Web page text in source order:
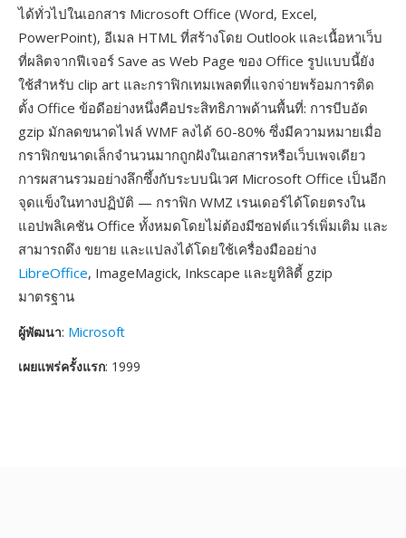
ได้ทั่วไปในเอกสาร Microsoft Office (Word, Excel,
PowerPoint), อีเมล HTML ที่สร้างโดย Outlook และเนื้อหาเว็บ
ที่ผลิตจากฟีเจอร์ Save as Web Page ของ Office รูปแบบนี้ยัง
ใช้สำหรับ clip art และกราฟิกเทมเพลตที่แจกจ่ายพร้อมการติด
ตั้ง Office ข้อดีอย่างหนึ่งคือประสิทธิภาพด้านพื้นที่: การบีบอัด
gzip มักลดขนาดไฟล์ WMF ลงได้ 60-80% ซึ่งมีความหมายเมื่อ
กราฟิกขนาดเล็กจำนวนมากถูกฝังในเอกสารหรือเว็บเพจเดียว
การผสานรวมอย่างลึกซึ้งกับระบบนิเวศ Microsoft Office เป็นอีก
จุดแข็งในทางปฏิบัติ — กราฟิก WMZ เรนเดอร์ได้โดยตรงใน
แอปพลิเคชัน Office ทั้งหมดโดยไม่ต้องมีซอฟต์แวร์เพิ่มเติม และ
สามารถดึง ขยาย และแปลงได้โดยใช้เครื่องมืออย่าง
LibreOffice, ImageMagick, Inkscape และยูทิลิตี้ gzip
มาตรฐาน
ผู้พัฒนา: Microsoft
เผยแพร่ครั้งแรก: 1999